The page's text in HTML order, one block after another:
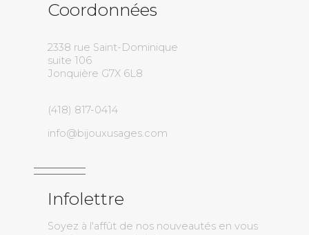
Coordonnées
2338 rue Saint-Dominique
suite 106
Jonquière G7X 6L8
(418) 817-0414
info@bijouxusages.com
Infolettre
Soyez à l'affût de nos nouveautés en vous